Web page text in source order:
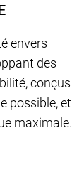
envers
des
conçus
possible, et
maximale.